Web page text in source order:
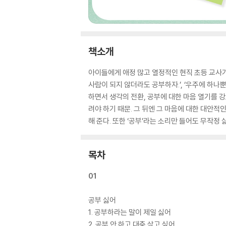
책소개
아이들에게 애정 많고 열정적인 현직 초등 교사
사람이 되지 않더라도 공부하자.’, ‘우주에 하
하면서 생각의 전환, 공부에 대한 마음 열기를
려야 하기 때문. 그 뒤엔 그 마음에 대한 대안적
해 준다. 또한 ‘공부’라는 소리만 들어도 무작
목차
01
공부 싫어
1. 공부하라는 말이 제일 싫어